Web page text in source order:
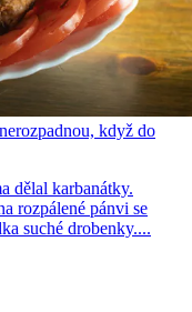
když do
dělal karbanátky.
rozpálené pánvi se
suché drobenky....